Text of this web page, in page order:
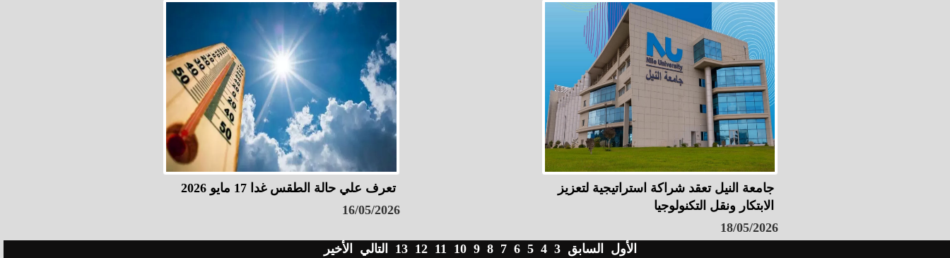
جامعة النيل تعقد شراكة استراتيجية لتعزيز
الابتكار ونقل التكنولوجيا
18/05/2026
تعرف علي حالة الطقس غدا 17 مايو 2026
16/05/2026
الأول السابق 3
4
5
6
7
8
9
10
11
12
13 التالي الأخير